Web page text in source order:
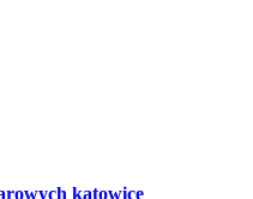
katowice